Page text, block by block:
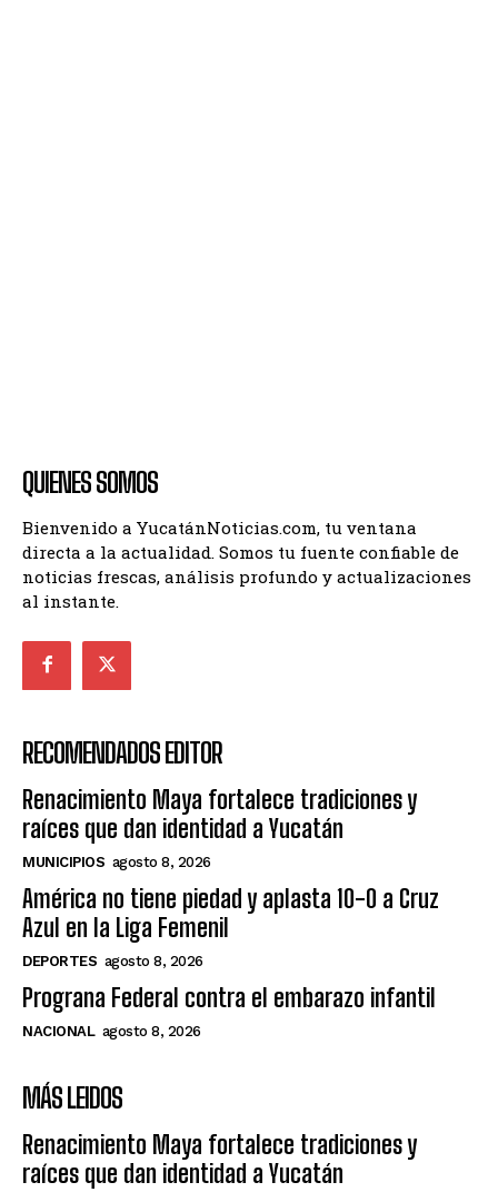
QUIENES SOMOS
Bienvenido a YucatánNoticias.com, tu ventana
directa a la actualidad. Somos tu fuente confiable de
noticias frescas, análisis profundo y actualizaciones
al instante.
RECOMENDADOS EDITOR
Renacimiento Maya fortalece tradiciones y
raíces que dan identidad a Yucatán
MUNICIPIOS agosto 8, 2026
América no tiene piedad y aplasta 10-0 a Cruz
Azul en la Liga Femenil
DEPORTES agosto 8, 2026
Prograna Federal contra el embarazo infantil
NACIONAL agosto 8, 2026
MÁS LEIDOS
Renacimiento Maya fortalece tradiciones y
raíces que dan identidad a Yucatán